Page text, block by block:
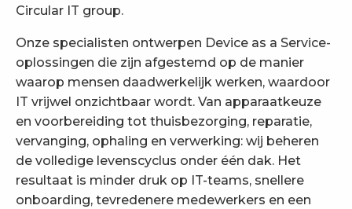
Circular IT group.
Onze specialisten ontwerpen Device as a Service-
oplossingen die zijn afgestemd op de manier
waarop mensen daadwerkelijk werken, waardoor
IT vrijwel onzichtbaar wordt. Van apparaatkeuze
en voorbereiding tot thuisbezorging, reparatie,
vervanging, ophaling en verwerking: wij beheren
de volledige levenscyclus onder één dak. Het
resultaat is minder druk op IT-teams, snellere
onboarding, tevredenere medewerkers en een